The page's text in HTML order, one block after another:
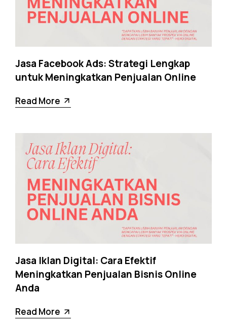
Jasa Facebook Ads: Strategi Lengkap
untuk Meningkatkan Penjualan Online
Read More
Jasa Iklan Digital: Cara Efektif
Meningkatkan Penjualan Bisnis Online
Anda
Read More